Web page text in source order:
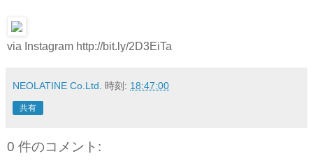
via Instagram http://bit.ly/2D3EiTa
NEOLATINE Co.Ltd. 時刻: 18:47:00
共有
0 件のコメント: